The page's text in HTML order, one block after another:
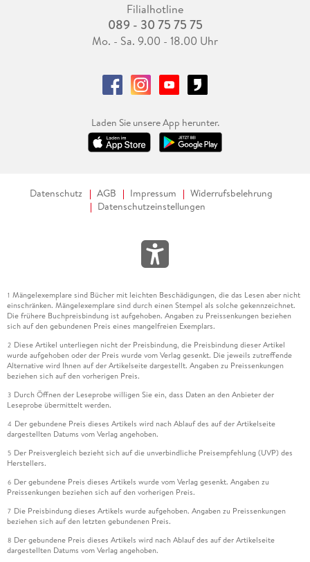
Filialhotline
089 - 30 75 75 75
Mo. - Sa. 9.00 - 18.00 Uhr
Laden Sie unsere App herunter.
Datenschutz AGB Impressum
Widerrufsbelehrung
Datenschutzeinstellungen
1 Mängelexemplare sind Bücher mit leichten Beschädigungen, die das Lesen aber nicht
einschränken. Mängelexemplare sind durch einen Stempel als solche gekennzeichnet.
Die frühere Buchpreisbindung ist aufgehoben. Angaben zu Preissenkungen beziehen
sich auf den gebundenen Preis eines mangelfreien Exemplars.
2 Diese Artikel unterliegen nicht der Preisbindung, die Preisbindung dieser Artikel
wurde aufgehoben oder der Preis wurde vom Verlag gesenkt. Die jeweils zutreffende
Alternative wird Ihnen auf der Artikelseite dargestellt. Angaben zu Preissenkungen
beziehen sich auf den vorherigen Preis.
3 Durch Öffnen der Leseprobe willigen Sie ein, dass Daten an den Anbieter der
Leseprobe übermittelt werden.
4 Der gebundene Preis dieses Artikels wird nach Ablauf des auf der Artikelseite
dargestellten Datums vom Verlag angehoben.
5 Der Preisvergleich bezieht sich auf die unverbindliche Preisempfehlung (UVP) des
Herstellers.
6 Der gebundene Preis dieses Artikels wurde vom Verlag gesenkt. Angaben zu
Preissenkungen beziehen sich auf den vorherigen Preis.
7 Die Preisbindung dieses Artikels wurde aufgehoben. Angaben zu Preissenkungen
beziehen sich auf den letzten gebundenen Preis.
8 Der gebundene Preis dieses Artikels wird nach Ablauf des auf der Artikelseite
dargestellten Datums vom Verlag angehoben.